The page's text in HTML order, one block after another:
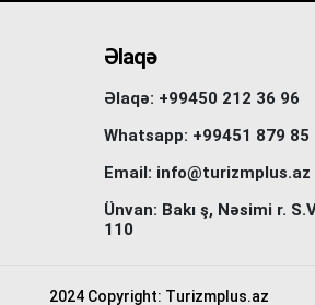
Əlaqə
Əlaqə: +99450 212 36 96
Whatsapp: +99451 879 85
Email: info@turizmplus.az
Ünvan: Bakı ş, Nəsimi r.
110
2024 Copyright: Turizmplus.az